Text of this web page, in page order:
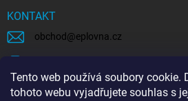
Tento web používá soubory cookie.
tohoto webu vyjadřujete souhlas s
KONTAKT
obchod @eplovna.cz
eplovna.cz